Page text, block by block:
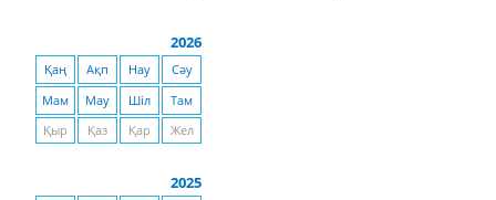
2026
Қаң Ақп Нау
Сәу
Мам
Мау Шіл
Там
Қыр
Қаз Қар Жел
2025